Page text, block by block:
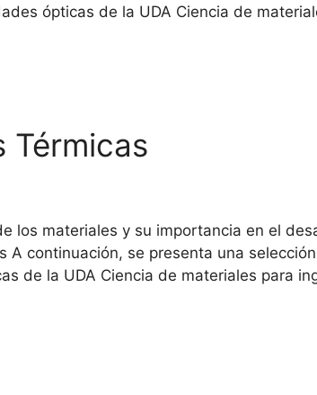
ópticas de la UDA Ciencia de
Térmicas
los materiales y su importancia en el
continuación, se presenta una
de la UDA Ciencia de materiales para